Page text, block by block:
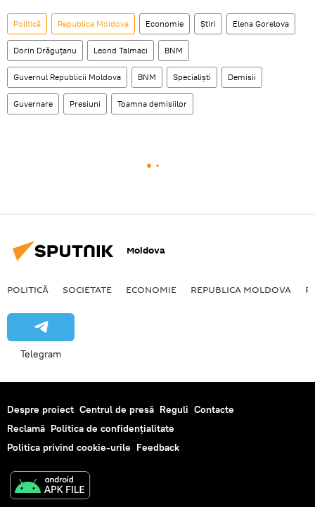
Politică Republica Moldova Economie Știri Elena Gorelova
Dorin Drăguţanu Leond Talmaci BNM
Guvernul Republicii Moldova BNM Specialişti Demisii
Guvernare Presiuni Toamna demisiilor
Moldova
POLITICĂ SOCIETATE ECONOMIE REPUBLICA MOLDOVA
Telegram
Despre proiect Centrul de presă Reguli Contacte
Reclamă Politica de confidențialitate
Politica privind cookie-urile Feedback